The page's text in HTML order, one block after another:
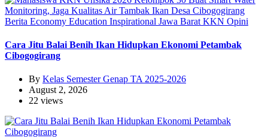
Berita Economy Education Inspirational Jawa Barat KKN Opini
Cara Jitu Balai Benih Ikan Hidupkan Ekonomi Petambak
Cibogogirang
By Kelas Semester Genap TA 2025-2026
August 2, 2026
22 views